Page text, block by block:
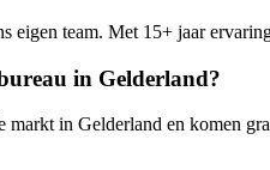
eigen team. Met 15+ jaar
in Gelderland?
markt in Gelderland en komen